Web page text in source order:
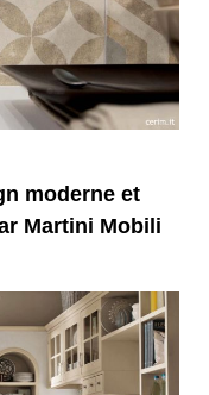
moderne et
Martini Mobili